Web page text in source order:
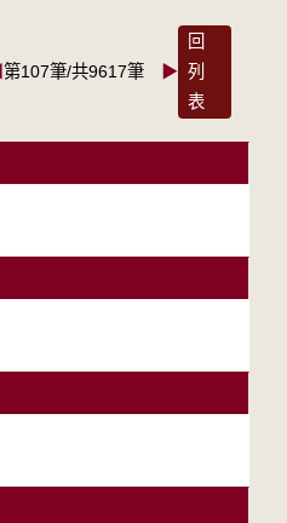
第107筆/共9617筆 ▶
回
列
表